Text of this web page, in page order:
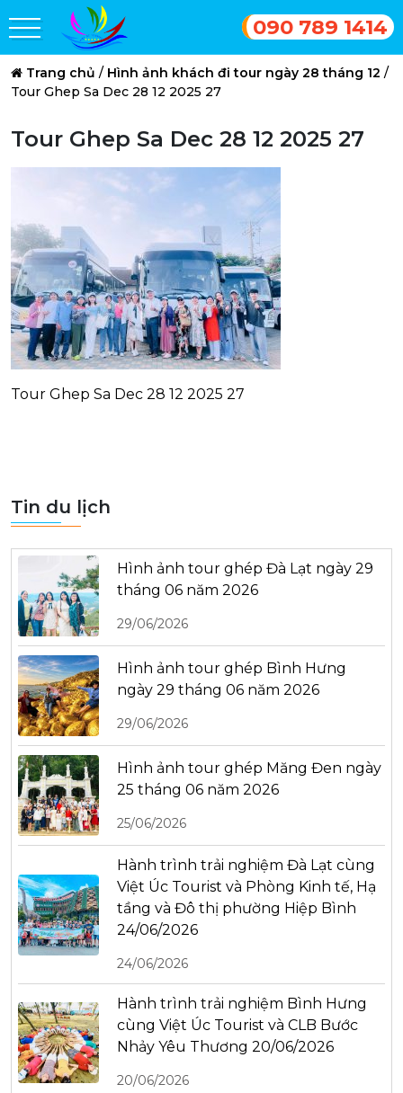
090 789 1414
Trang chủ / Hình ảnh khách đi tour ngày 28 tháng 12 /
Tour Ghep Sa Dec 28 12 2025 27
Tour Ghep Sa Dec 28 12 2025 27
Tour Ghep Sa Dec 28 12 2025 27
Tin du lịch
Hình ảnh tour ghép Đà Lạt ngày 29
tháng 06 năm 2026
29/06/2026
Hình ảnh tour ghép Bình Hưng
ngày 29 tháng 06 năm 2026
29/06/2026
Hình ảnh tour ghép Măng Đen ngày
25 tháng 06 năm 2026
25/06/2026
Hành trình trải nghiệm Đà Lạt cùng
Việt Úc Tourist và Phòng Kinh tế, Hạ
tầng và Đô thị phường Hiệp Bình
24/06/2026
24/06/2026
Hành trình trải nghiệm Bình Hưng
cùng Việt Úc Tourist và CLB Bước
Nhảy Yêu Thương 20/06/2026
20/06/2026